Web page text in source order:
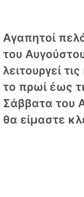
Αγαπητοί
του
λειτουργεί
το πρωί έως
Σάββατα του
θα είμαστε